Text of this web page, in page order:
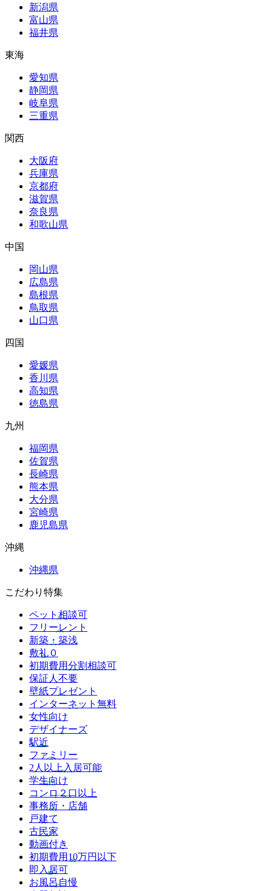
新潟県
富山県
福井県
東海
愛知県
静岡県
岐阜県
三重県
関西
大阪府
兵庫県
京都府
滋賀県
奈良県
和歌山県
中国
岡山県
広島県
島根県
鳥取県
山口県
四国
愛媛県
香川県
高知県
徳島県
九州
福岡県
佐賀県
長崎県
熊本県
大分県
宮崎県
鹿児島県
沖縄
沖縄県
こだわり特集
ペット相談可
フリーレント
新築・築浅
敷礼０
初期費用分割相談可
保証人不要
壁紙プレゼント
インターネット無料
女性向け
デザイナーズ
駅近
ファミリー
2人以上入居可能
学生向け
コンロ２口以上
事務所・店舗
戸建て
古民家
動画付き
初期費用10万円以下
即入居可
お風呂自慢